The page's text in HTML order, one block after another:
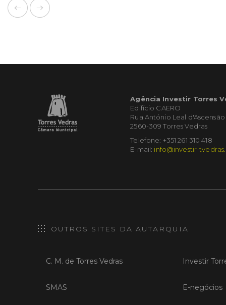
Agência Investir Torres
Edifício CAERO
Rua António Leal d'Ascensão
2560-309 Torres Vedras
Telefone: +351 261 310 418
E-mail: info@investir-
OUTROS SITES DA AUTARQUIA
C. M. de Torres Vedras
SMAS
Investir
E-negócios